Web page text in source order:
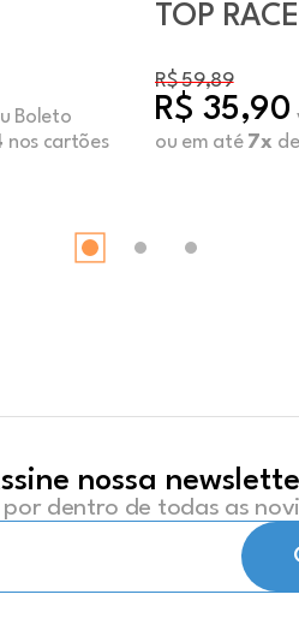
Boleto
nos cartões
TOP
R$ 59,89
R$ 35,90
ou em até 7x
nossa
por dentro de todas as